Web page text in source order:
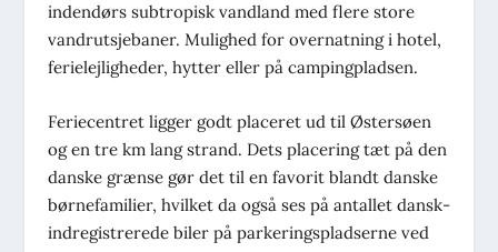
indendørs subtropisk vandland med flere store
vandrutsjebaner. Mulighed for overnatning i hotel,
ferielejligheder, hytter eller på campingpladsen.
Feriecentret ligger godt placeret ud til Østersøen
og en tre km lang strand. Dets placering tæt på den
danske grænse gør det til en favorit blandt danske
børnefamilier, hvilket da også ses på antallet dansk-
indregistrerede biler på parkeringspladserne ved